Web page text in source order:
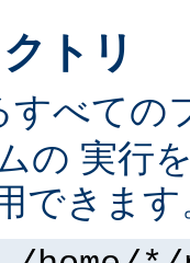
トリ
すべての
の 実行
できます